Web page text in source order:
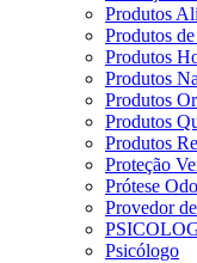
Produtos
Produtos
Produtos
Produtos
Produtos
Produtos
Produtos
Proteção
Prótese
Provedor
Psicólogo